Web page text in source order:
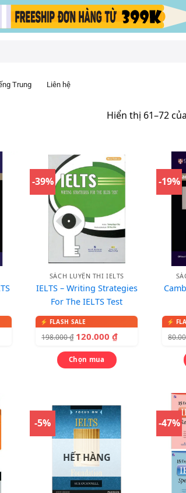
Trung Liên hệ
Hiển thị 61–72
-39%
SÁCH LUYỆN THI IELTS
IELTS – Writing Strategies
For The IELTS Test
198.000₫ 120.000₫
Chọn mua
-19%
-5%
HẾT HÀNG
-47%